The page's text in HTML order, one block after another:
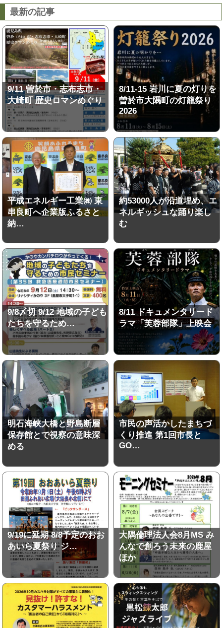
最新の記事
9/11 曽於市・志布志市・
大崎町 歴史ロマンめぐり
8/11-15 岩川に夏の灯りを
曽於市大隅町の灯籠祭り
2026
平成エネルギー工業㈱ 東
串良町へ企業版ふるさと
納…
約53000人が沿道埋め、エ
ネルギッシュな踊り楽し
む
9/8〆切 9/12 地域の子ども
たちを守るため…
8/11 ドキュメンタリード
ラマ「芙蓉部隊」上映会
明石海峡大橋と野島断層
保存館とで視察の意味深
める
市民の声活かしたまちづ
くり推進 第1回市長と
GO…
9/19に延期 8/8予定のおお
あいら夏祭り ジ…
大隅倫理法人会8月MS み
んなで創ろう未来の鹿屋
ほか